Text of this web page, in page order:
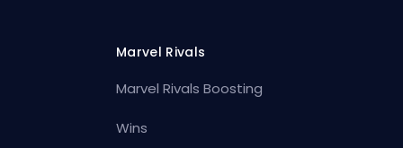
Marvel Rivals
Marvel Rivals Boosting
Wins